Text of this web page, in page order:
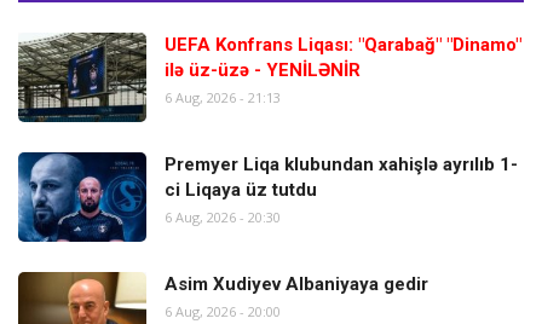
UEFA Konfrans Liqası: "Qarabağ" "Dinamo"
ilə üz-üzə - YENİLƏNİR
6 Aug, 2026 - 21:13
Premyer Liqa klubundan xahişlə ayrılıb 1-
ci Liqaya üz tutdu
6 Aug, 2026 - 20:30
Asim Xudiyev Albaniyaya gedir
6 Aug, 2026 - 20:00